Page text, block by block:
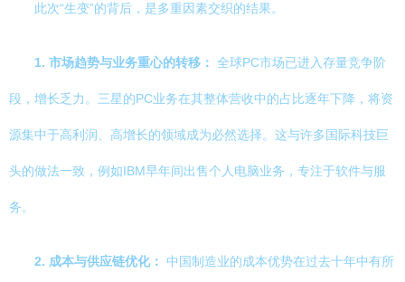
此次“生变”的背后，是多重因素交织的结果。
1. 市场趋势与业务重心的转移： 全球PC市场已进入存量竞争阶
段，增长乏力。三星的PC业务在其整体营收中的占比逐年下降，将资
源集中于高利润、高增长的领域成为必然选择。这与许多国际科技巨
头的做法一致，例如IBM早年间出售个人电脑业务，专注于软件与服
务。
2. 成本与供应链优化： 中国制造业的成本优势在过去十年中有所